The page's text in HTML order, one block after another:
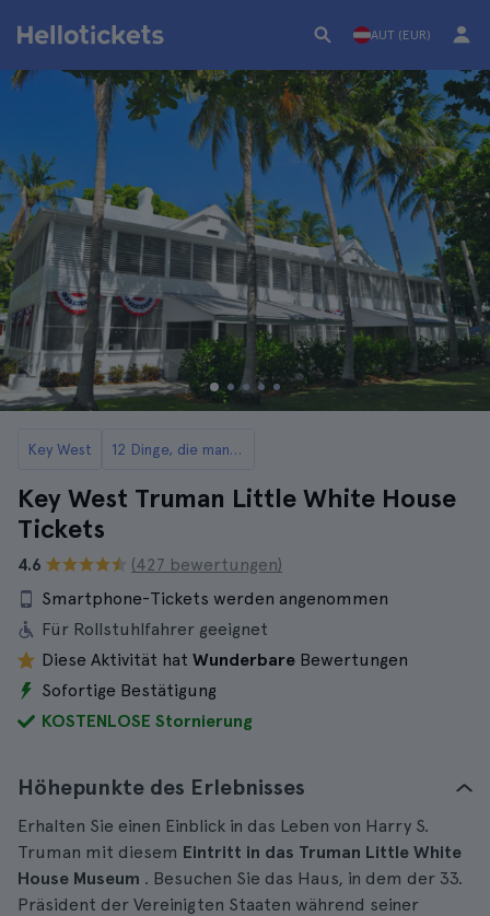
AUT (EUR)
Key West 12 Dinge, die man in Key West tun kann
Key West Truman Little White House
Tickets
4.6
(427 bewertungen)
Smartphone-Tickets werden angenommen
Für Rollstuhlfahrer geeignet
Diese Aktivität hat Wunderbare Bewertungen
Sofortige Bestätigung
KOSTENLOSE Stornierung
Höhepunkte des Erlebnisses
Erhalten Sie einen Einblick in das Leben von Harry S.
Truman mit diesem Eintritt in das Truman Little White
House Museum . Besuchen Sie das Haus, in dem der 33.
Präsident der Vereinigten Staaten während seiner